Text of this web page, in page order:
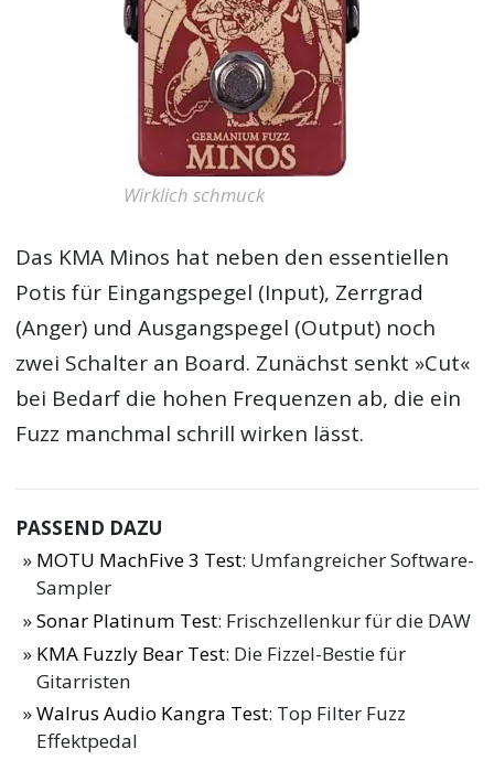
Wirklich schmuck
Das KMA Minos hat neben den essentiellen
Potis für Eingangspegel (Input), Zerrgrad
(Anger) und Ausgangspegel (Output) noch
zwei Schalter an Board. Zunächst senkt »Cut«
bei Bedarf die hohen Frequenzen ab, die ein
Fuzz manchmal schrill wirken lässt.
PASSEND DAZU
MOTU MachFive 3 Test: Umfangreicher Software-
Sampler
Sonar Platinum Test: Frischzellenkur für die DAW
KMA Fuzzly Bear Test: Die Fizzel-Bestie für
Gitarristen
Walrus Audio Kangra Test: Top Filter Fuzz
Effektpedal